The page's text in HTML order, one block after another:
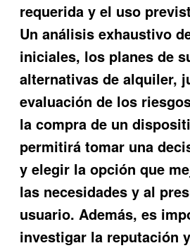
requerida y el uso
Un análisis exhaustivo
iniciales, los planes de
alternativas de alquiler,
evaluación de los
la compra de un
permitirá tomar una
y elegir la opción que
las necesidades y al
usuario. Además, es
investigar la reputación